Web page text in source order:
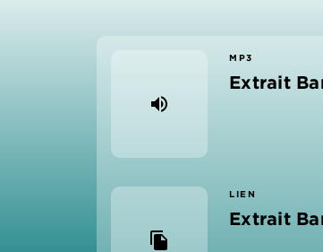
volume_up
MP3
Extrait
file_copy
LIEN
Extrait